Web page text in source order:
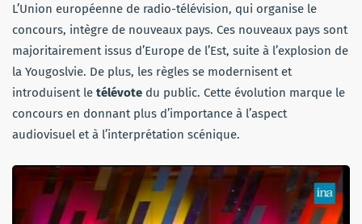
L’Union européenne de radio-télévision, qui organise le
concours, intègre de nouveaux pays. Ces nouveaux pays sont
majoritairement issus d’Europe de l’Est, suite à l’explosion de
la Yougoslvie. De plus, les règles se modernisent et
introduisent le télévote du public. Cette évolution marque le
concours en donnant plus d’importance à l’aspect
audiovisuel et à l’interprétation scénique.